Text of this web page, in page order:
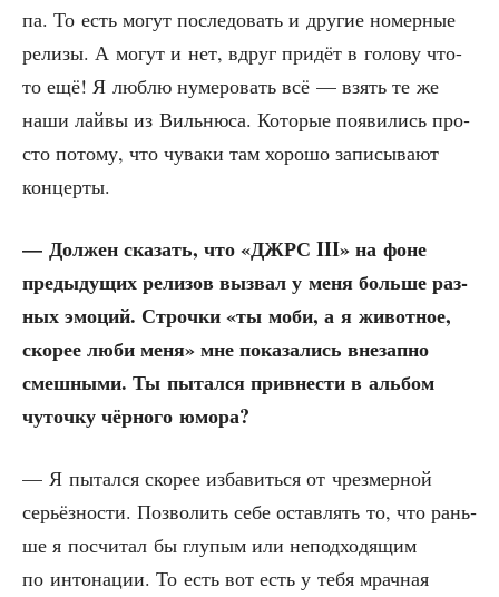
па. То есть могут после­до­вать и дру­гие номер­ные
рели­зы. А могут и нет, вдруг при­дёт в голо­ву что-
то ещё! Я люб­лю нуме­ро­вать всё — взять те же
наши лай­вы из Виль­ню­са. Кото­рые появи­лись про­
сто пото­му, что чува­ки там хоро­шо запи­сы­ва­ют
концерты.
— Дол­жен ска­зать, что «ДЖРС III» на фоне
преды­ду­щих рели­зов вызвал у меня боль­ше раз­
ных эмо­ций. Строч­ки «ты моби, а я живот­ное,
ско­рее люби меня» мне пока­за­лись вне­зап­но
смеш­ны­ми. Ты пытал­ся при­вне­сти в аль­бом
чуточ­ку чёр­но­го юмора?
— Я пытал­ся ско­рее изба­вить­ся от чрез­мер­ной
серьёз­но­сти. Поз­во­лить себе остав­лять то, что рань­
ше я посчи­тал бы глу­пым или непод­хо­дя­щим
по инто­на­ции. То есть вот есть у тебя мрач­ная